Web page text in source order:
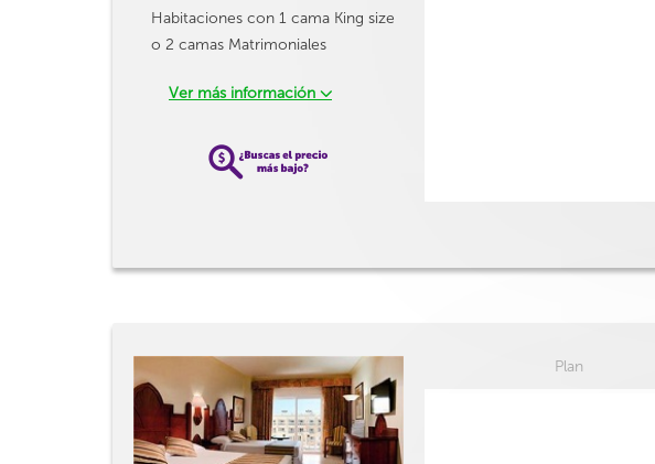
Habitaciones con 1 cama King size
o 2 camas Matrimoniales
Ver más información
Plan